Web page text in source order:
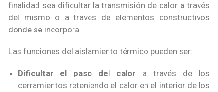
finalidad sea dificultar la transmisión de calor a través
del mismo o a través de elementos constructivos
donde se incorpora.
Las funciones del aislamiento térmico pueden ser:
Dificultar el paso del calor a través de los
cerramientos reteniendo el calor en el interior de los